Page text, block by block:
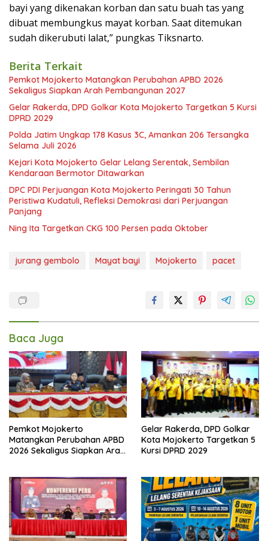
bayi yang dikenakan korban dan satu buah tas yang
dibuat membungkus mayat korban. Saat ditemukan
sudah dikerubuti lalat,” pungkas Tiksnarto.
Berita Terkait
Pemkot Mojokerto Matangkan Perubahan APBD 2026
Sekaligus Siapkan Arah Pembangunan 2027
Gelar Rakerda, DPD Golkar Kota Mojokerto Targetkan 5 Kursi
DPRD 2029
Polda Jatim Ungkap 178 Kasus 3C, Amankan 206 Tersangka
Selama Juli 2026
Kejari Kota Mojokerto Gelar Lelang Serentak, Sembilan
Kendaraan Bermotor Ditawarkan
DPC PDI Perjuangan Kota Mojokerto Peringati 30 Tahun
Peristiwa Kudatuli, Refleksi Demokrasi dari Perjuangan
Panjang
Ning Ita Targetkan CKG 100 Persen pada Oktober
jurang gembolo Mayat bayi Mojokerto pacet
Baca Juga
Pemkot Mojokerto
Matangkan Perubahan APBD
2026 Sekaligus Siapkan Arah
Gelar Rakerda, DPD Golkar
Kota Mojokerto Targetkan 5
Kursi DPRD 2029